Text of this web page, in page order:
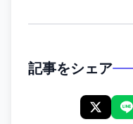
記事をシェア